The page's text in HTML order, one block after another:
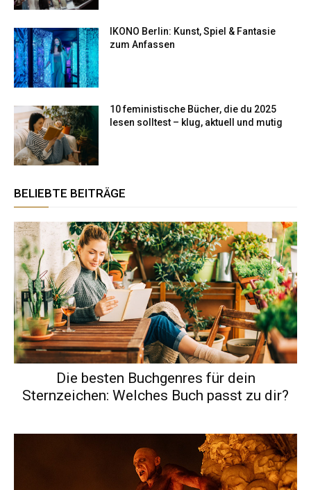
IKONO Berlin: Kunst, Spiel & Fantasie
zum Anfassen
10 feministische Bücher, die du 2025
lesen solltest – klug, aktuell und mutig
BELIEBTE BEITRÄGE
Die besten Buchgenres für dein
Sternzeichen: Welches Buch passt zu dir?